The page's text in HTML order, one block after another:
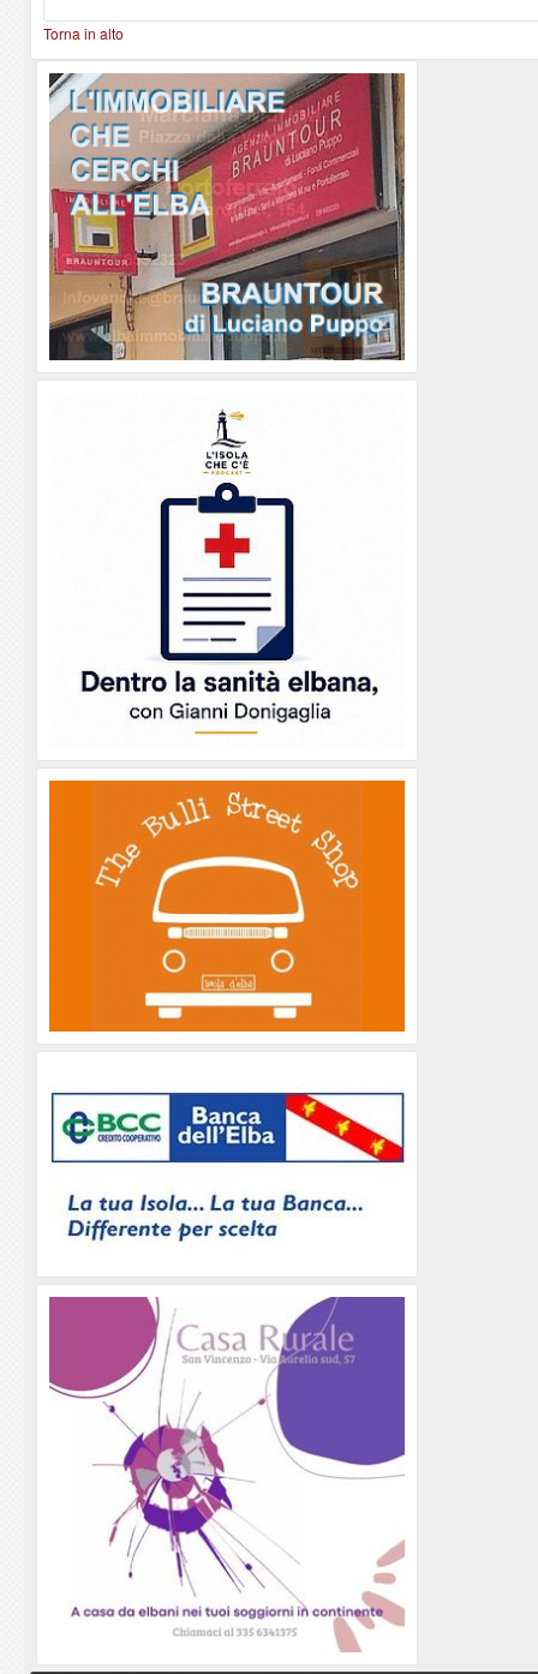
Torna in alto